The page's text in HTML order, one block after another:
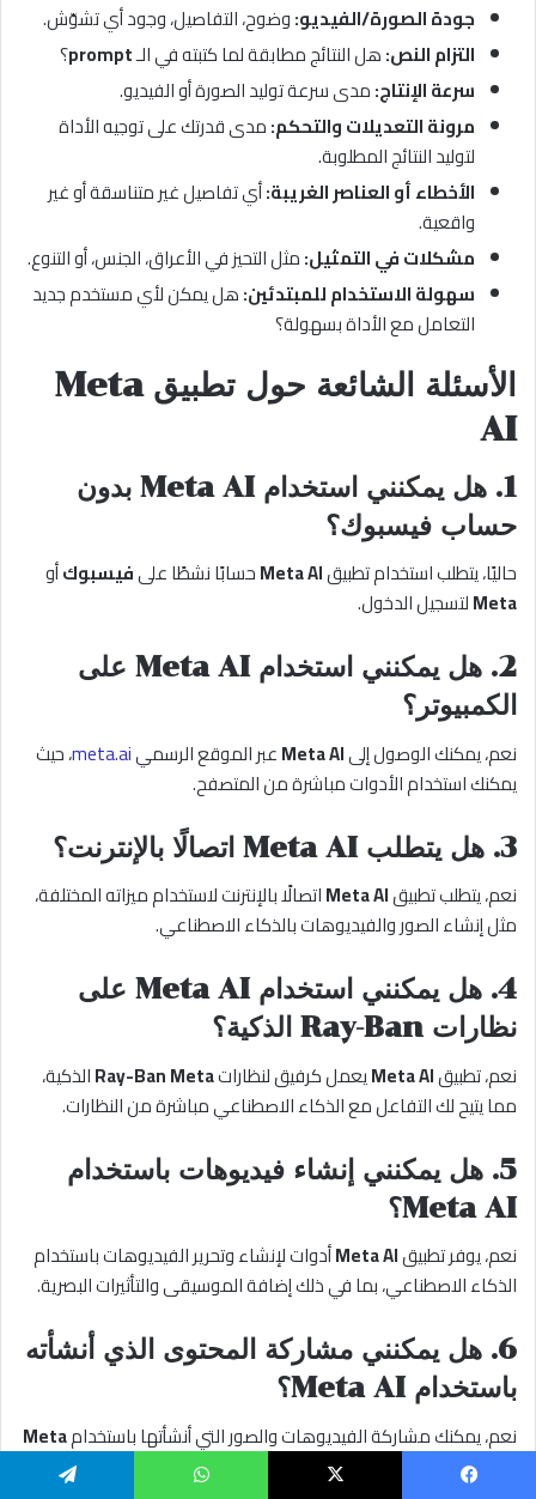
جودة الصورة/الفيديو:وضوح، التفاصيل، وجود أي تشوّش.
التزام النص:هل النتائج مطابقة لما كتبته في الـprompt؟
سرعة الإنتاج:مدى سرعة توليد الصورة أو الفيديو.
مرونة التعديلات والتحكم:مدى قدرتك على توجيه الأداة
لتوليد النتائج المطلوبة.
الأخطاء أو العناصر الغريبة:أي تفاصيل غير متناسقة أو غير
واقعية.
مشكلات في التمثيل:مثل التحيز في الأعراق، الجنس، أو التنوع.
سهولة الاستخدام للمبتدئين:هل يمكن لأي مستخدم جديد
التعامل مع الأداة بسهولة؟
الأسئلة الشائعة حول تطبيق Meta
AI
1.
هل يمكنني استخدام Meta AI بدون
حساب فيسبوك؟
حاليًا، يتطلب استخدام تطبيقMeta AIحسابًا نشطًا علىفيسبوكأو
Metaلتسجيل الدخول.
2.
هل يمكنني استخدام Meta AI على
الكمبيوتر؟
نعم، يمكنك الوصول إلىMeta AIعبر الموقع الرسميmeta.ai، حيث
يمكنك استخدام الأدوات مباشرة من المتصفح.
3. هل يتطلب Meta AI اتصالًا بالإنترنت؟
نعم، يتطلب تطبيقMeta AIاتصالًا بالإنترنت لاستخدام ميزاته المختلفة،
مثل إنشاء الصور والفيديوهات بالذكاء الاصطناعي.
4.
هل يمكنني استخدام Meta AI على
نظارات Ray-Ban الذكية؟
نعم، تطبيقMeta AIيعمل كرفيق لنظاراتRay-Ban Metaالذكية،
مما يتيح لك التفاعل مع الذكاء الاصطناعي مباشرة من النظارات.
5. هل يمكنني إنشاء فيديوهات باستخدام
Meta AI؟
نعم، يوفر تطبيقMeta AIأدوات لإنشاء وتحرير الفيديوهات باستخدام
الذكاء الاصطناعي، بما في ذلك إضافة الموسيقى والتأثيرات البصرية.
6. هل يمكنني مشاركة المحتوى الذي أنشأته
باستخدام Meta AI؟
نعم، يمكنك مشاركة الفيديوهات والصور التي أنشأتها باستخدامMeta
على منصات مثل Instagram
Facebookو